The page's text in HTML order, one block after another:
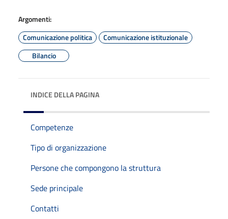
Argomenti:
Comunicazione politica
Comunicazione istituzionale
Bilancio
INDICE DELLA PAGINA
Competenze
Tipo di organizzazione
Persone che compongono la struttura
Sede principale
Contatti